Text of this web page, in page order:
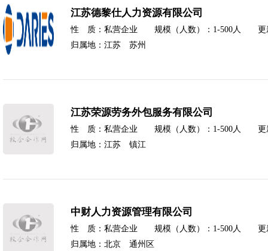
江苏德黎仕人力资源有限公司
性 质：私营企业 规模（人数）：1-500人 更
归属地：江苏 苏州
江苏荣源劳务外包服务有限公司
性 质：私营企业 规模（人数）：1-500人 更
归属地：江苏 镇江
中财人力资源管理有限公司
性 质：私营企业 规模（人数）：1-500人 更
归属地：北京 通州区